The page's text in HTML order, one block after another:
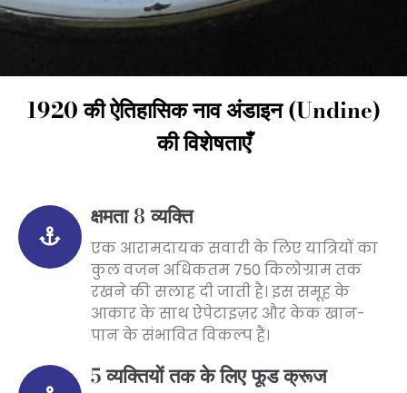
1920 की ऐतिहासिक नाव अंडाइन (Undine)
की विशेषताएँ
क्षमता 8 व्यक्ति
एक आरामदायक सवारी के लिए यात्रियों का
कुल वजन अधिकतम 750 किलोग्राम तक
रखने की सलाह दी जाती है। इस समूह के
आकार के साथ ऐपेटाइज़र और केक खान-
पान के संभावित विकल्प हैं।
5 व्यक्तियों तक के लिए फूड क्रूज